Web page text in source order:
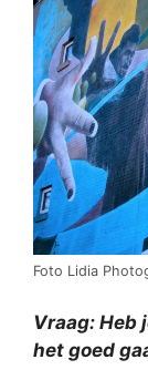
Foto Lidia
Vraag: Heb
het goed